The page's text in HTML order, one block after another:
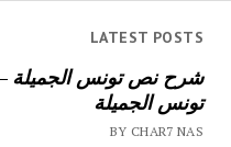
LATEST POSTS
شرح نص تونس الجميلة
تونس الجميلة
BY CHAR7 NAS